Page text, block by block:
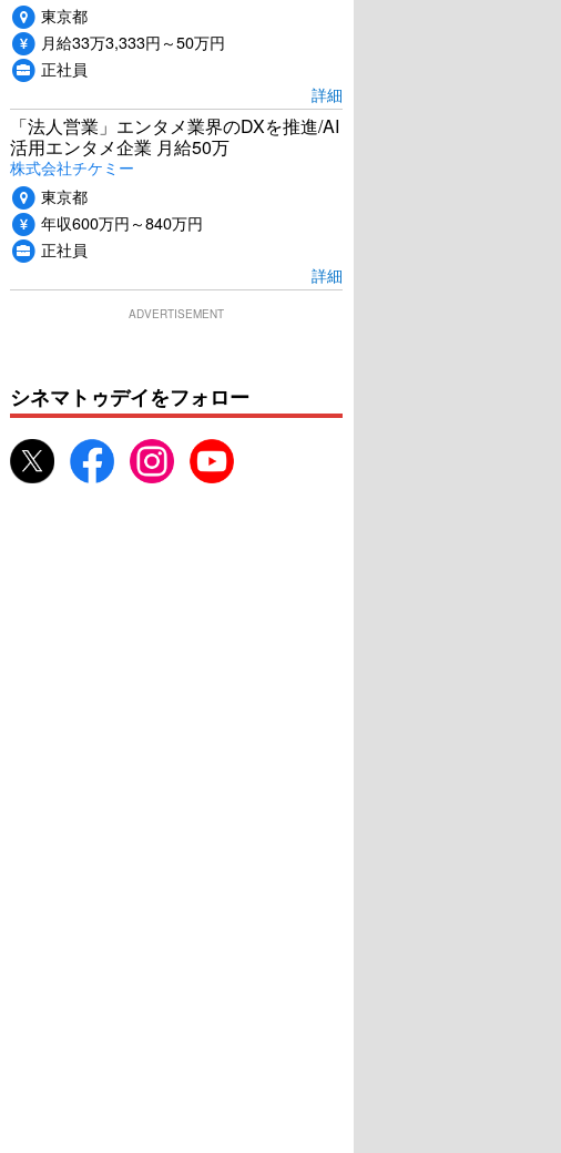
東京都
月給33万3,333円～50万円
正社員
詳細
「法人営業」エンタメ業界のDXを推進/AI
活用エンタメ企業 月給50万
株式会社チケミー
東京都
年収600万円～840万円
正社員
詳細
ADVERTISEMENT
シネマトゥデイをフォロー